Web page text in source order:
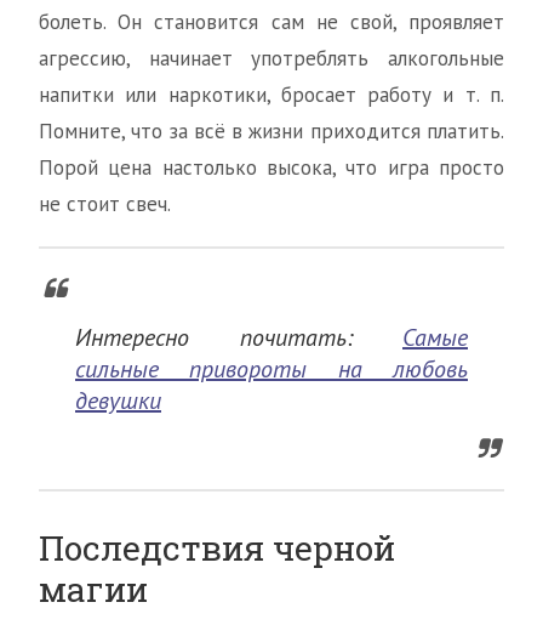
болеть. Он становится сам не свой, проявляет
агрессию, начинает употреблять алкогольные
напитки или наркотики, бросает работу и т. п.
Помните, что за всё в жизни приходится платить.
Порой цена настолько высока, что игра просто
не стоит свеч.
Интересно почитать: Самые
сильные привороты на любовь
девушки
Последствия черной
магии